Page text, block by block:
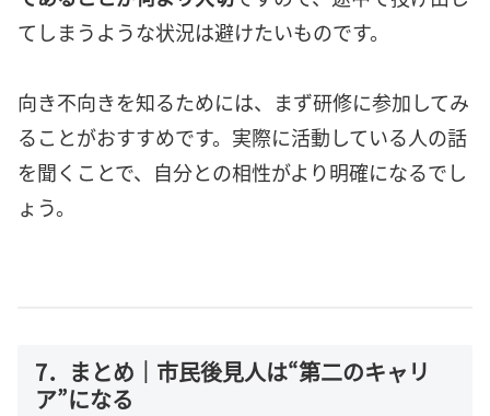
てしまうような状況は避けたいものです。
向き不向きを知るためには、まず研修に参加してみ
ることがおすすめです。実際に活動している人の話
を聞くことで、自分との相性がより明確になるでし
ょう。
7．まとめ｜市民後見人は“第二のキャリ
ア”になる